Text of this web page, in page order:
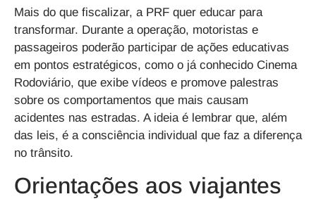
Mais do que fiscalizar, a PRF quer educar para
transformar. Durante a operação, motoristas e
passageiros poderão participar de ações educativas
em pontos estratégicos, como o já conhecido Cinema
Rodoviário, que exibe vídeos e promove palestras
sobre os comportamentos que mais causam
acidentes nas estradas. A ideia é lembrar que, além
das leis, é a consciência individual que faz a diferença
no trânsito.
Orientações aos viajantes